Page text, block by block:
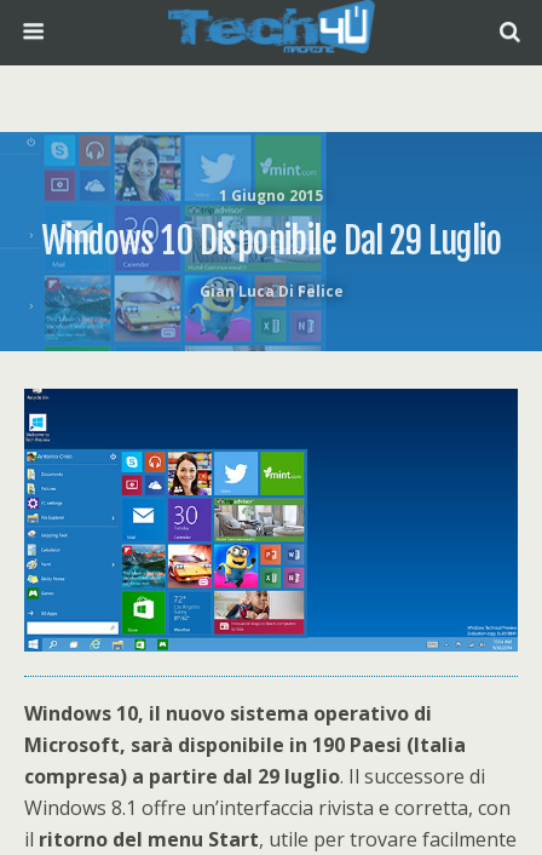
1 Giugno 2015
Windows 10 Disponibile Dal 29 Luglio
Gian Luca Di Felice
Windows 10, il nuovo sistema operativo di
Microsoft, sarà disponibile in 190 Paesi (Italia
compresa) a partire dal 29 luglio. Il successore di
Windows 8.1 offre un’interfaccia rivista e corretta, con
il ritorno del menu Start, utile per trovare facilmente